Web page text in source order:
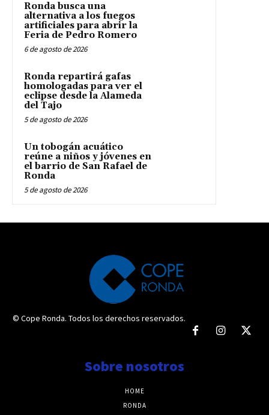
Ronda busca una
alternativa a los fuegos
artificiales para abrir la
Feria de Pedro Romero
6 de agosto de 2026
Ronda repartirá gafas
homologadas para ver el
eclipse desde la Alameda
del Tajo
5 de agosto de 2026
Un tobogán acuático
reúne a niños y jóvenes en
el barrio de San Rafael de
Ronda
5 de agosto de 2026
© Cope Ronda. Todos los derechos reservados.
Sobre nosotros
HOME
RONDA